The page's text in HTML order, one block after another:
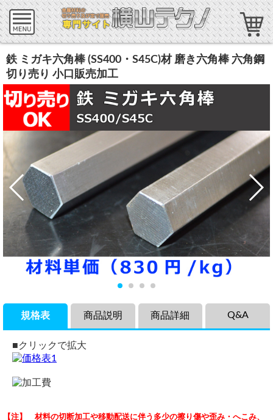
鉄 ミガキ六角棒 (SS400・S45C)材 磨き六角棒 六角鋼
切り売り 小口販売加工
規格表
■クリックで拡大
商品説明 商品詳細 Q&A
【注】 材料の切断加工や移動配送に伴う多少の擦り傷や歪み・へこみ、